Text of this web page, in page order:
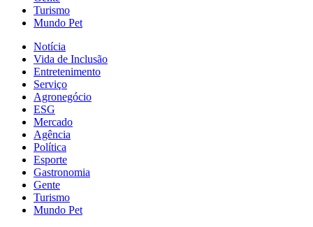
Turismo
Mundo Pet
Notícia
Vida de Inclusão
Entretenimento
Serviço
Agronegócio
ESG
Mercado
Agência
Política
Esporte
Gastronomia
Gente
Turismo
Mundo Pet